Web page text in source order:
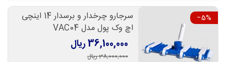
‎−5%
سرجارو چرخدار و برسدار 14 اینچی
اچ وک پول مدل VAC04
36,100,000 ریال
38,000,000 ریال